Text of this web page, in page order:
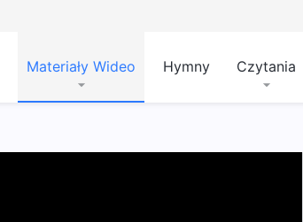
Materiały Wideo Hymny Czytania